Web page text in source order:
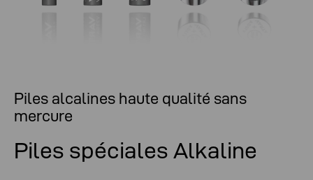
Piles alcalines haute qualité sans
mercure
Piles spéciales Alkaline